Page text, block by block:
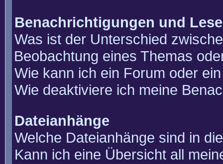
Benachrichtigungen und
Was ist der Unterschied
Beobachtung eines Themas
Wie kann ich ein Forum oder
Wie deaktiviere ich meine
Dateianhänge
Welche Dateianhänge sind in
Kann ich eine Übersicht all